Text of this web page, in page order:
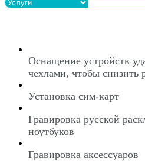
Оснащение устройств
чехлами, чтобы снизить
Установка сим-карт
Гравировка русской
ноутбуков
Гравировка аксессуаров